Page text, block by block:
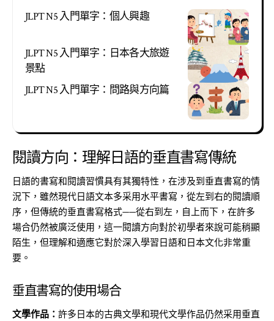
JLPT N5 入門單字：個人興趣
JLPT N5 入門單字：日本各大旅遊
景點
JLPT N5 入門單字：問路與方向篇
閱讀方向：理解日語的垂直書寫傳統
日語的書寫和閱讀習慣具有其獨特性，在涉及到垂直書寫的情
況下，雖然現代日語文本多采用水平書寫，從左到右的閱讀順
序，但傳統的垂直書寫格式——從右到左，自上而下，在許多
場合仍然被廣泛使用，這一閱讀方向對於初學者來說可能稍顯
陌生，但理解和適應它對於深入學習日語和日本文化非常重
要。
垂直書寫的使用場合
文學作品： 許多日本的古典文學和現代文學作品仍然采用垂直